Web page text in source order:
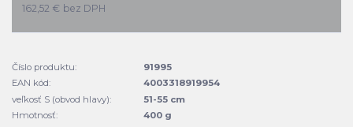
162,52 € bez DPH
Číslo produktu:
91995
EAN kód:
4003318919954
veľkosť S (obvod hlavy):
51-55 cm
Hmotnosť:
400 g